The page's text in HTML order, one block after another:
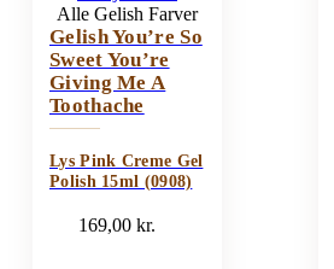
Alle Gelish Farver
Gelish You’re So
Sweet You’re
Giving Me A
Toothache
Lys Pink Creme Gel
Polish 15ml (0908)
169,00kr.